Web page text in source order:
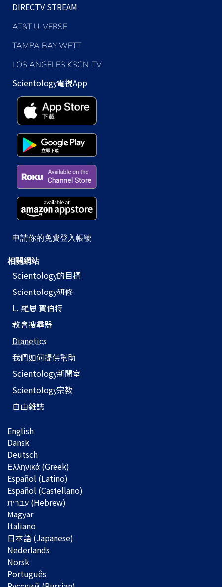
DIRECTV STREAM
AT&T U-VERSE
TAMPA BAY WFTT
LOS ANGELES KSCN-TV
Scientology電視App
申請你的免費登入帳號
相關網站
Scientology的目標
Scientology研修
L. 羅恩 賀伯特
教會搜尋器
Dianetics
我們如何提供幫助
Scientology新聞室
Scientology宗教
自由雜誌
English
Dansk
Deutsch
Ελληνικά (Greek)
Español (Latino)
Español (Castellano)
Magyar
Italiano
日本語 (Japanese)
Nederlands
Norsk
Português